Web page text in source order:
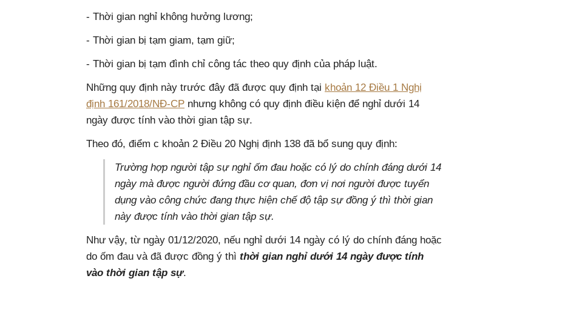
- Thời gian nghỉ không hưởng lương;
- Thời gian bị tạm giam, tạm giữ;
- Thời gian bị tạm đình chỉ công tác theo quy định của pháp luật.
Những quy định này trước đây đã được quy định tại khoản 12 Điều 1 Nghị
định 161/2018/NĐ-CP nhưng không có quy định điều kiện để nghỉ dưới 14
ngày được tính vào thời gian tập sự.
Theo đó, điểm c khoản 2 Điều 20 Nghị định 138 đã bổ sung quy định:
Trường hợp người tập sự nghỉ ốm đau hoặc có lý do chính đáng dưới 14
ngày mà được người đứng đầu cơ quan, đơn vị nơi người được tuyển
dụng vào công chức đang thực hiện chế độ tập sự đồng ý thì thời gian
này được tính vào thời gian tập sự.
Như vậy, từ ngày 01/12/2020, nếu nghỉ dưới 14 ngày có lý do chính đáng hoặc
do ốm đau và đã được đồng ý thì thời gian nghỉ dưới 14 ngày được tính
vào thời gian tập sự.